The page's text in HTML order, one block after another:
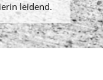
leidend.